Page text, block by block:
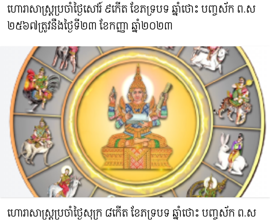
ហោរាសាស្រ្តប្រចាំថ្ងៃសៅរ៍ ៩កើត ខែភទ្របទ ឆ្នាំថោះ​ បញ្ចស័ក ព.ស​
២៥៦៧ត្រូវនឹងថ្ងៃទី២៣ ខែកញ្ញា ឆ្នាំ២០២៣
ហោរាសាស្រ្តប្រចាំថ្ងៃសុក្រ ៨កើត ខែភទ្របទ ឆ្នាំថោះ​ បញ្ចស័ក ព.ស​